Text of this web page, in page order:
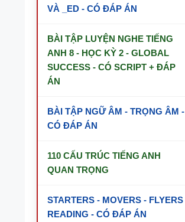
VÀ _ED - CÓ ĐÁP ÁN
BÀI TẬP LUYỆN NGHE TIẾNG
ANH 8 - HỌC KỲ 2 - GLOBAL
SUCCESS - CÓ SCRIPT + ĐÁP
ÁN
BÀI TẬP NGỮ ÂM - TRỌNG ÂM -
CÓ ĐÁP ÁN
110 CẤU TRÚC TIẾNG ANH
QUAN TRỌNG
STARTERS - MOVERS - FLYERS
READING - CÓ ĐÁP ÁN
GIÁO ÁN THAM KHẢO - TIẾNG ANH 10
13 THÌ TRONG TIẾNG ANH